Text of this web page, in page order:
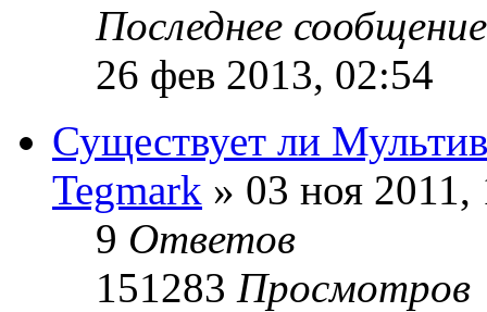
Последнее
26 фев 2013, 02:54
Существует ли
Tegmark » 03 ноя 2011,
9 Ответов
151283 Просмотров